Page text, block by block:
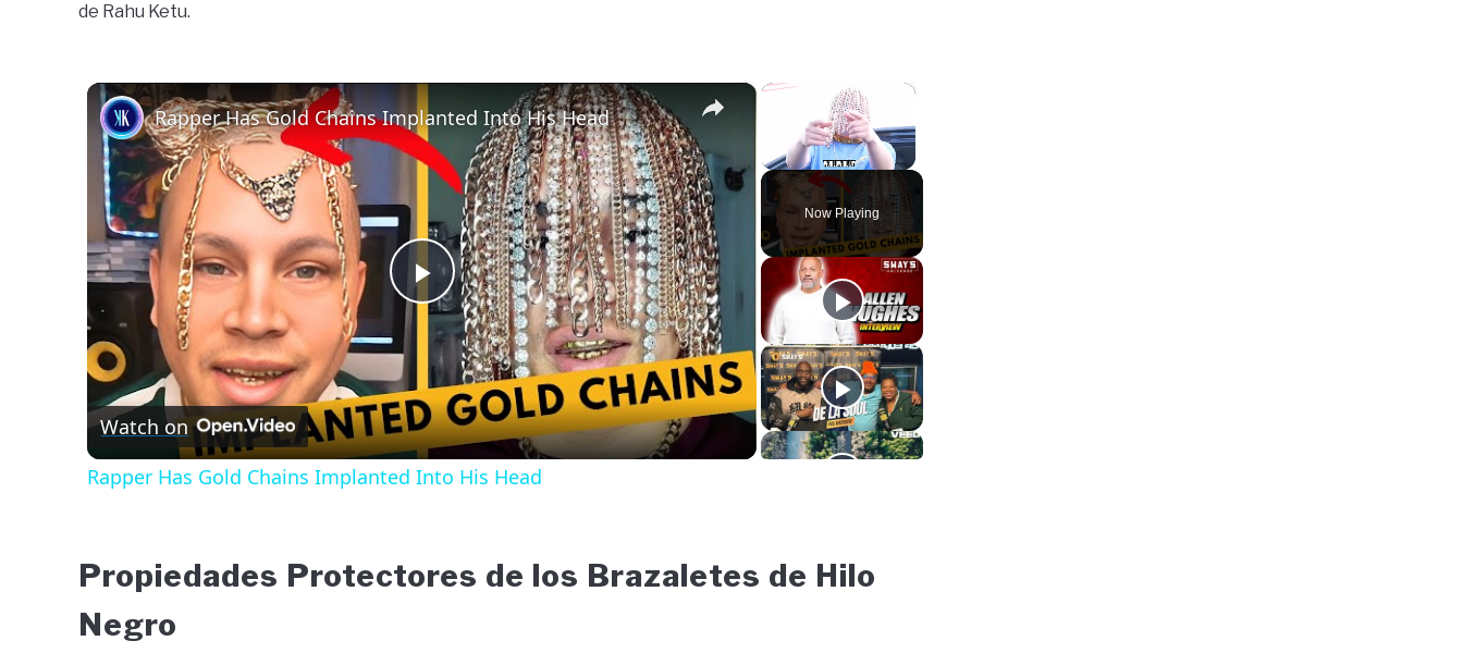
de Rahu Ketu.
×
Unmute
Now Playing
×
Play
Video
Rapper Has Gold Chains Implanted Into His Head
Watch on
Rapper Has Gold Chains Implanted Into His Head
Propiedades Protectores de los Brazaletes de Hilo
Negro